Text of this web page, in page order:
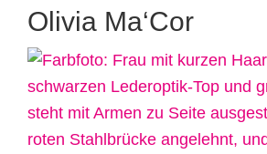
Olivia Ma‘Cor